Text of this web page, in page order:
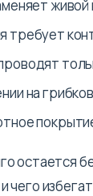
живой
требует
на
остается
чего